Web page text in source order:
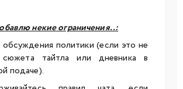
некие ограничения..:
обсуждения политики (если это не
тайтла или дневника в
подаче).